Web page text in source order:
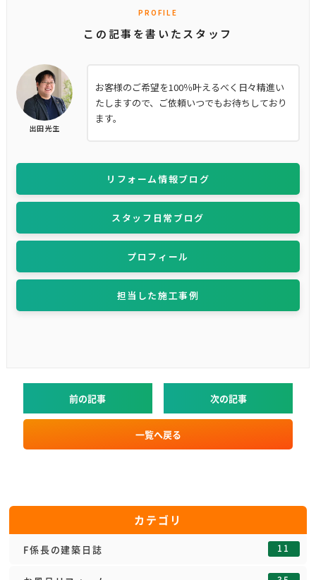
PROFILE
この記事を書いたスタッフ
出田 光生
お客様のご希望を100％叶えるべく日々精進い
たしますので、ご依頼いつでもお待ちしており
ます。
リフォーム情報ブログ
スタッフ日常ブログ
プロフィール
担当した施工事例
前の記事 次の記事
一覧へ戻る
カテゴリ
F係長の建築日誌 11